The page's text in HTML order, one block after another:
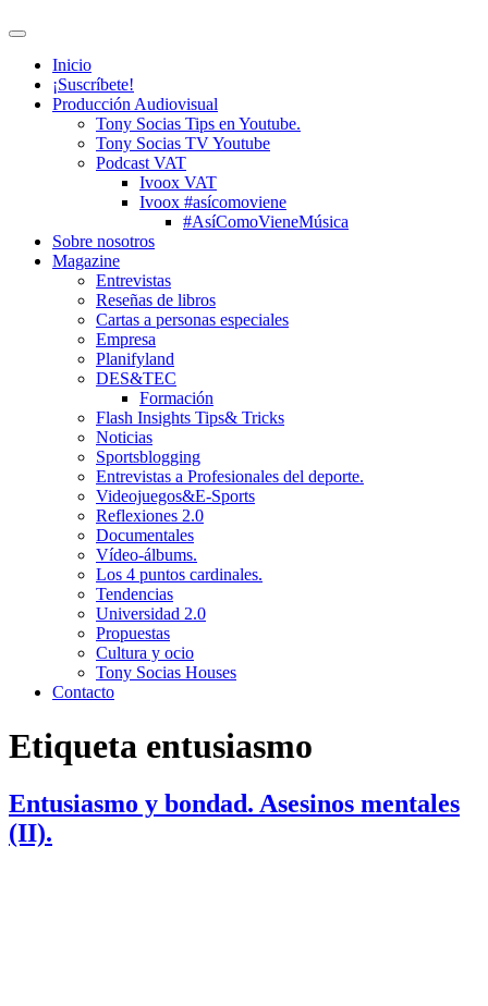
Alternar
campo
búsqueda
Inicio
¡Suscríbete!
Producción Audiovisual
Tony Socias Tips en Youtube.
Tony Socias TV Youtube
Podcast VAT
Ivoox VAT
Ivoox #asícomoviene
#AsíComoVieneMúsica
Sobre nosotros
Magazine
Entrevistas
Reseñas de libros
Cartas a personas especiales
Empresa
Planifyland
DES&TEC
Formación
Flash Insights Tips& Tricks
Noticias
Sportsblogging
Entrevistas a Profesionales del deporte.
Videojuegos&E-Sports
Reflexiones 2.0
Documentales
Vídeo-álbums.
Los 4 puntos cardinales.
Tendencias
Universidad 2.0
Propuestas
Cultura y ocio
Tony Socias Houses
Contacto
Etiqueta entusiasmo
Entusiasmo y bondad. Asesinos mentales
(II).